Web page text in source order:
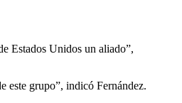
Estados Unidos un aliado”,
este grupo”, indicó Fernández.